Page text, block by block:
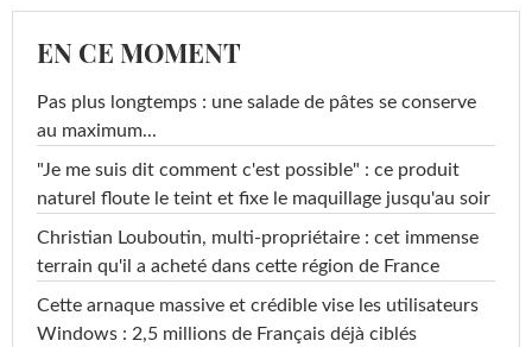
EN CE MOMENT
Pas plus longtemps : une salade de pâtes se conserve
au maximum...
"Je me suis dit comment c'est possible" : ce produit
naturel floute le teint et fixe le maquillage jusqu'au soir
Christian Louboutin, multi-propriétaire : cet immense
terrain qu'il a acheté dans cette région de France
Cette arnaque massive et crédible vise les utilisateurs
Windows : 2,5 millions de Français déjà ciblés